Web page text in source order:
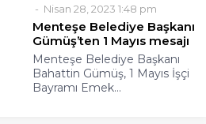
Nisan 28, 2023 1:48 pm
Menteşe Belediye Başkanı
Gümüş’ten 1 Mayıs mesajı
Menteşe Belediye Başkanı
Bahattin Gümüş, 1 Mayıs İşçi
Bayramı Emek...